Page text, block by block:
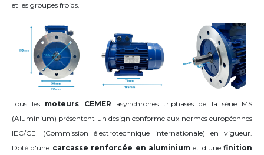
et les groupes froids.
Tous les moteurs CEMER asynchrones triphasés de la série MS
(Aluminium) présentent un design conforme aux normes européennes
IEC/CEI (Commission électrotechnique internationale) en vigueur.
Doté d'une carcasse renforcée en aluminiumet d'une finition